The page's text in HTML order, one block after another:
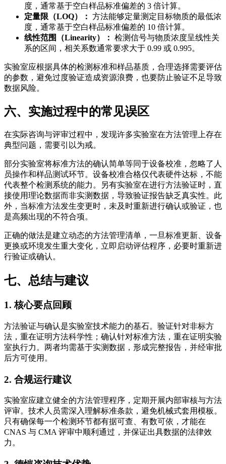
度，通常基于空白样品标准偏差的 3 倍计算。
定量限（LOQ）： 方法能够定量测定目标物质的最低浓
度，通常基于空白样品标准偏差的 10 倍计算。
线性范围（Linearity）： 检测信号与物质浓度呈线性关
系的区间，相关系数通常要求大于 0.99 或 0.995。
实验室应根据具体的检测标准和样品基质，合理选择需要评估
的参数，避免过度验证造成资源浪费，也要防止验证不足导致
数据风险。
六、实施过程中的常见误区
在实际咨询与评审过程中，发现许多实验室在方法管理上存在
典型问题，需要引以为戒。
部分实验室将标准方法的确认简单等同于设备校准，忽略了人
员操作和样品测试环节。设备校准合格仅代表硬件达标，不能
代表整个检测系统的能力。另有实验室在进行方法验证时，直
接使用理论数据而非实测数据，导致验证报告缺乏真实性。此
外，当标准方法发生变更时，未及时重新进行确认或验证，也
是高频出现的不符合项。
正确的做法是建立动态的方法管理清单，一旦标准更新、设备
更换或环境发生重大变化，立即启动评估程序，必要时重新进
行验证或确认。
七、总结与建议
1. 核心要点回顾
方法验证与确认是实验室技术能力的基石。验证针对非标方
法，重在证明方法科学性；确认针对标准方法，重在证明实验
室执行力。两者均需基于实测数据，形成完整报告，并经审批
后方可使用。
2. 合规运行建议
实验室应建立健全的方法管理程序，定期开展内部审核与方法
评审。技术人员需深入理解标准条款，避免机械式套用模板。
只有确保每一个检测环节都有据可查、有数可依，才能在
CNAS 与 CMA 评审中顺利通过，并保证出具数据的法律效
力。